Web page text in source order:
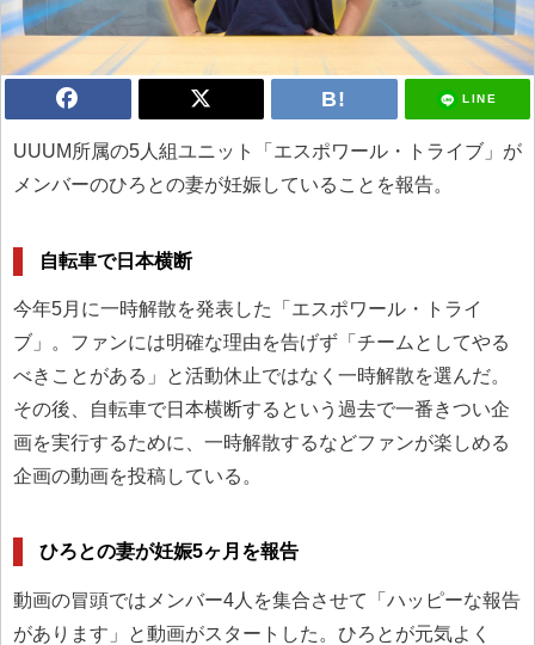
LINE
UUUM所属の5人組ユニット「エスポワール・トライブ」が
メンバーのひろとの妻が妊娠していることを報告。
自転車で日本横断
今年5月に一時解散を発表した「エスポワール・トライ
ブ」。ファンには明確な理由を告げず「チームとしてやる
べきことがある」と活動休止ではなく一時解散を選んだ。
その後、自転車で日本横断するという過去で一番きつい企
画を実行するために、一時解散するなどファンが楽しめる
企画の動画を投稿している。
ひろとの妻が妊娠5ヶ月を報告
動画の冒頭ではメンバー4人を集合させて「ハッピーな報告
があります」と動画がスタートした。ひろとが元気よく